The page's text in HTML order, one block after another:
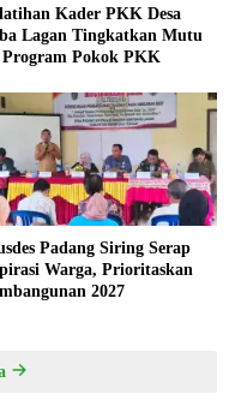
Kader PKK Desa
Lagan Tingkatkan Mutu
Program Pokok PKK
Padang Siring Serap
Warga, Prioritaskan
2027